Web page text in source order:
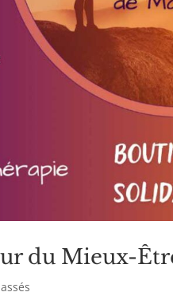
du Mieux-